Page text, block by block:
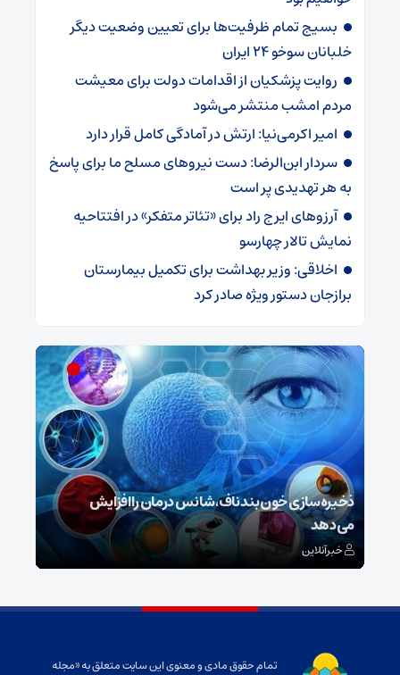
بسیج تمام ظرفیت‌ها برای تعیین وضعیت دیگر
خلبانان سوخو ۲۴ ایران
روایت پزشکیان از اقدامات دولت برای معیشت
مردم امشب منتشر می‌شود
امیر اکرمی‌نیا: ارتش در آمادگی کامل قرار دارد
سردار ابن‌الرضا: دست نیروهای مسلح ما برای پاسخ
به هر تهدیدی پر است
آرزوهای ایرج راد برای «تئاتر متفکر» در افتتاحیه
نمایش تالار چهارسو
اخلاقی: وزیر بهداشت برای تکمیل بیمارستان
برازجان دستور ویژه‌ صادر کرد
ذخیره‌سازی خون بند ناف، شانس درمان را افزایش
می‌دهد
خبرآنلاین
تمام حقوق مادی و معنوی این سایت متعلق به «مجله